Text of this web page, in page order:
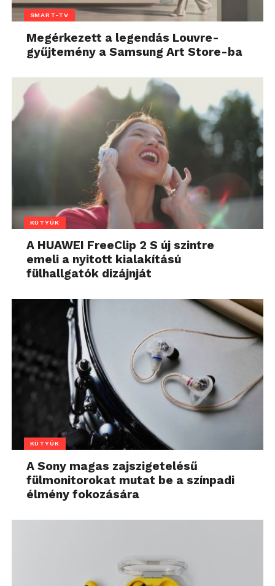
SMART-TV
Megérkezett a legendás Louvre-
gyűjtemény a Samsung Art Store-ba
KÜTYÜK
A HUAWEI FreeClip 2 S új szintre
emeli a nyitott kialakítású
fülhallgatók dizájnját
KÜTYÜK
A Sony magas zajszigetelésű
fülmonitorokat mutat be a színpadi
élmény fokozására